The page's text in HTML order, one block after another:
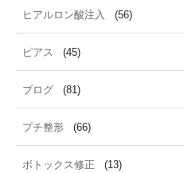
ヒアルロン酸注入 (56)
ピアス (45)
ブログ (81)
プチ整形 (66)
ボトックス修正 (13)